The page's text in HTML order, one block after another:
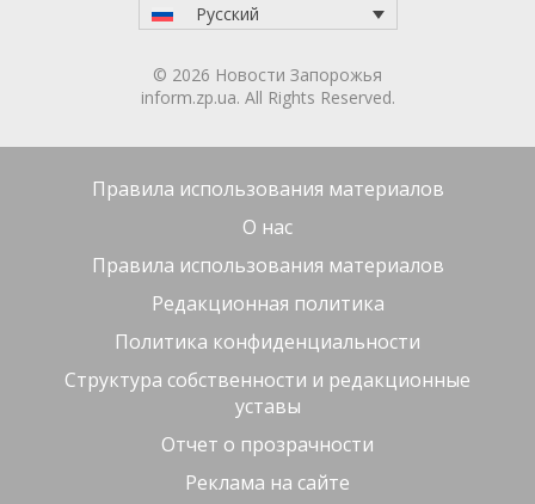
Русский
© 2026 Новости Запорожья
inform.zp.ua. All Rights Reserved.
Правила использования материалов
О нас
Правила использования материалов
Редакционная политика
Политика конфиденциальности
Структура собственности и редакционные
уставы
Отчет о прозрачности
Реклама на сайте